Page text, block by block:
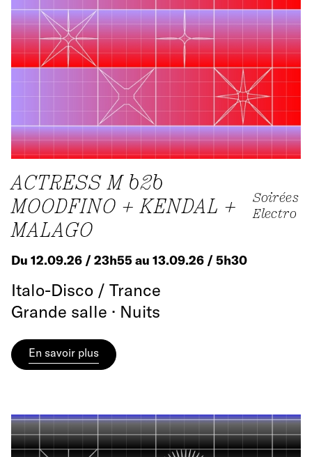
ACTRESS M b2b
MOODFINO + KENDAL +
MALAGO
Soirées
Electro
Du 12.09.26 / 23h55 au 13.09.26 / 5h30
Italo-Disco / Trance
Grande salle · Nuits
En savoir plus